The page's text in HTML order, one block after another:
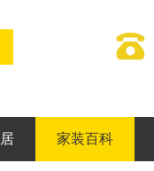
家装百科